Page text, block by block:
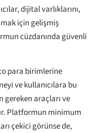
dijital varlıklarını,
için gelişmiş
cüzdanında güvenli
para birimlerine
ve kullanıcılara bu
gereken araçları ve
Platformun minimum
çekici görünse de,